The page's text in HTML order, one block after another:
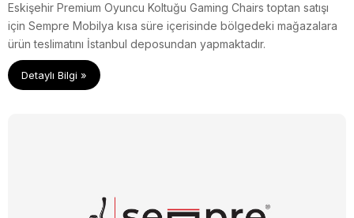
Eskişehir Premium Oyuncu Koltuğu Gaming Chairs toptan satışı
için Sempre Mobilya kısa süre içerisinde bölgedeki mağazalara
ürün teslimatını İstanbul deposundan yapmaktadır.
Detaylı Bilgi »